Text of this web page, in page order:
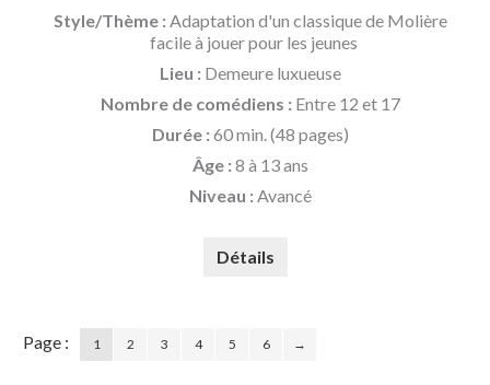
Style/Thème : Adaptation d'un classique de Molière
facile à jouer pour les jeunes
Lieu : Demeure luxueuse
Nombre de comédiens : Entre 12 et 17
Durée : 60 min. (48 pages)
Âge : 8 à 13 ans
Niveau : Avancé
Détails
1 2 3 4 5 6 →